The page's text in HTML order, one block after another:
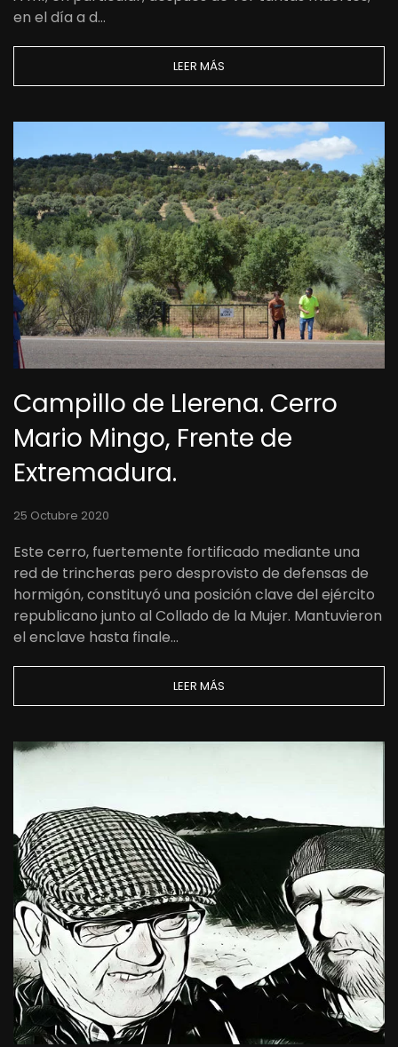
en el día a d…
LEER MÁS
Campillo de Llerena. Cerro
Mario Mingo, Frente de
Extremadura.
25 Octubre 2020
Este cerro, fuertemente fortificado mediante una
red de trincheras pero desprovisto de defensas de
hormigón, constituyó una posición clave del ejército
republicano junto al Collado de la Mujer. Mantuvieron
el enclave hasta finale…
LEER MÁS